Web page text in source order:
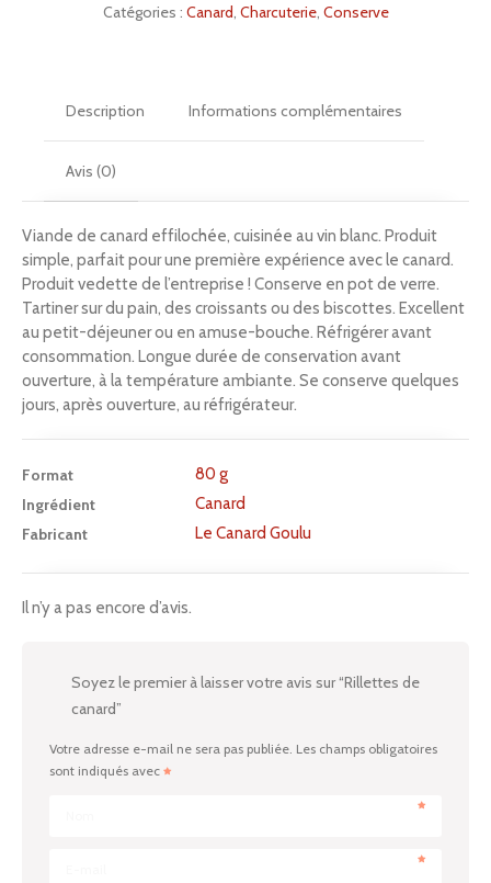
Catégories : Canard Charcuterie, Conserve
Description Informations complémentaires
Avis (0)
Viande de canard effilochée, cuisinée au vin blanc. Produit
simple, parfait pour une première expérience avec le canard.
Produit vedette de l’entreprise ! Conserve en pot de verre.
Tartiner sur du pain, des croissants ou des biscottes. Excellent
au petit-déjeuner ou en amuse-bouche. Réfrigérer avant
consommation. Longue durée de conservation avant
ouverture, à la température ambiante. Se conserve quelques
jours, après ouverture, au réfrigérateur.
Format
80 g
Ingrédient
Canard
Fabricant
Le Canard Goulu
Il n’y a pas encore d’avis.
Soyez le premier à laisser votre avis sur “Rillettes de
canard”
Votre adresse e-mail ne sera pas publiée. Les champs obligatoires
sont indiqués avec